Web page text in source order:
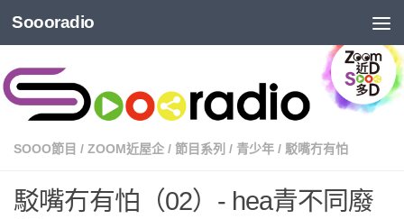
Soooradio
SOOO節目 / ZOOM近屋企 / 節目系列 / 青少年 / 駁嘴冇有怕
駁嘴冇有怕（02）- hea青不同廢